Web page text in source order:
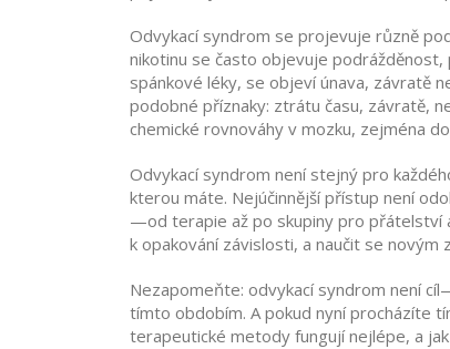
Odvykací syndrom se projevuje různě
nikotinu se často objevuje
spánkové léky, se objeví únava, závratě
podobné příznaky: ztrátu času, závratě,
chemické rovnováhy v mozku, zejména
Odvykací syndrom není stejný pro
kterou máte. Nejúčinnější přístup není
—od terapie až po skupiny pro přátelství
k opakování závislosti, a naučit se
Nezapomeňte: odvykací syndrom není
tímto obdobím. A pokud nyní procházíte
terapeutické metody fungují nejlépe, a